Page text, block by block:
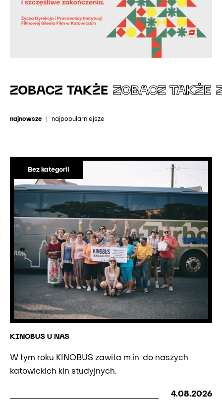
ZOBACZ TAKŻE ZOBACZ TAKŻE
najnowsze najpopularniejsze
Bez kategorii
KINOBUS U NAS
W tym roku KINOBUS zawita m.in. do naszych
katowickich kin studyjnych.
4.08.2026